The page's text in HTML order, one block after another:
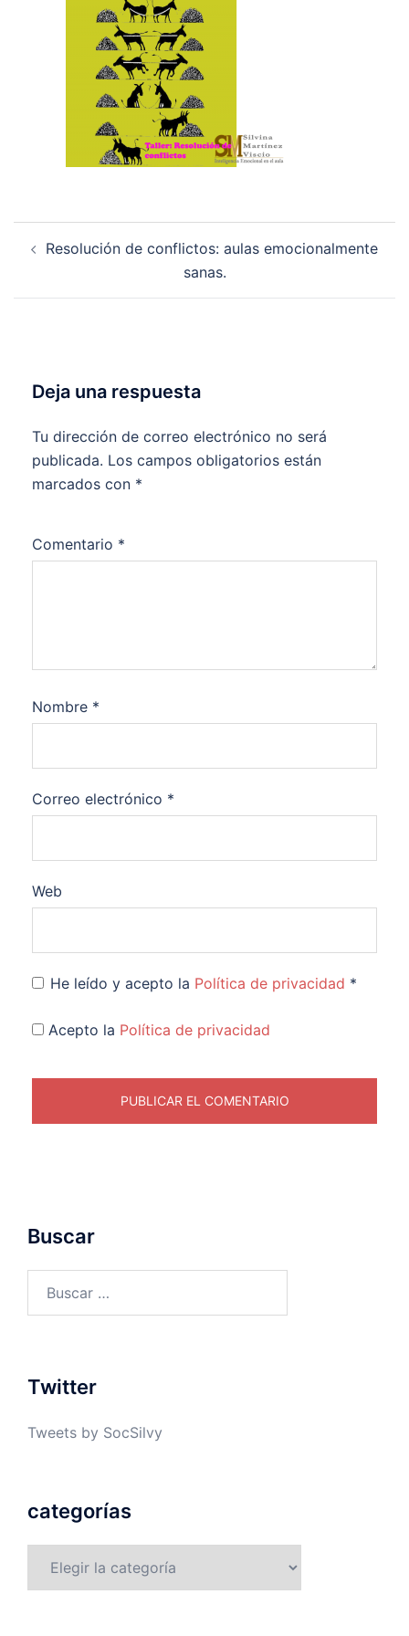
de Resolución de conflictos: aulas emocionalmente
sanas.
Deja una respuesta
Tu dirección de correo electrónico no será
publicada. Los campos obligatorios están
marcados con *
Comentario *
Nombre *
Correo electrónico *
Web
He leído y acepto la Política de privacidad *
Acepto la Política de privacidad
Buscar
Twitter
Tweets by SocSilvy
categorías